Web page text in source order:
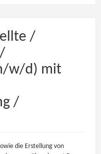
/
w/d) mit
/
die Erstellung von